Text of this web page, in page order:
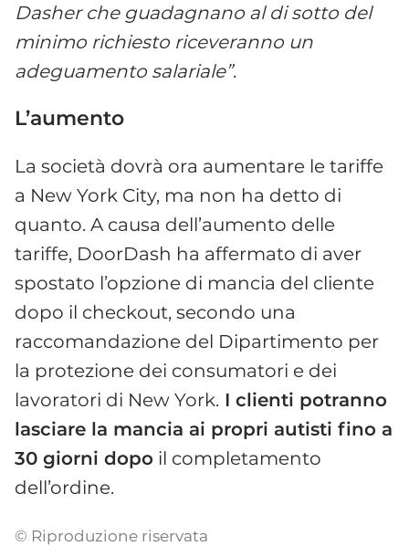
Dasher che guadagnano al di sotto del
minimo richiesto riceveranno un
adeguamento salariale”.
L’aumento
La società dovrà ora aumentare le tariffe
a New York City, ma non ha detto di
quanto. A causa dell’aumento delle
tariffe, DoorDash ha affermato di aver
spostato l’opzione di mancia del cliente
dopo il checkout, secondo una
raccomandazione del Dipartimento per
la protezione dei consumatori e dei
lavoratori di New York. I clienti potranno
lasciare la mancia ai propri autisti fino a
30 giorni dopo il completamento
dell’ordine.
© Riproduzione riservata